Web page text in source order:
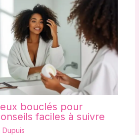
bouclés pour
faciles à suivre
Dupuis